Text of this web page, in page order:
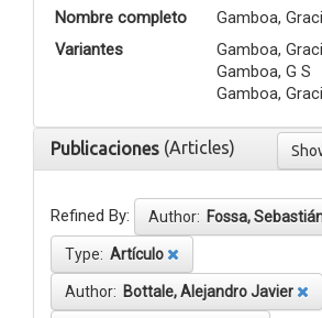
Nombre completo
Gamboa,
Variantes
Gamboa,
Gamboa, G S
Gamboa,
Publicaciones (Articles)
Refined By: Author: Fossa,
Type: Artículo
Author: Bottale, Alejandro Javier